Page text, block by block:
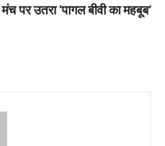
मंच पर उतरा ‘पागल बीवी का महबूब’